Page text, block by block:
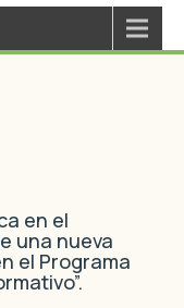
en el
una nueva
el Programa